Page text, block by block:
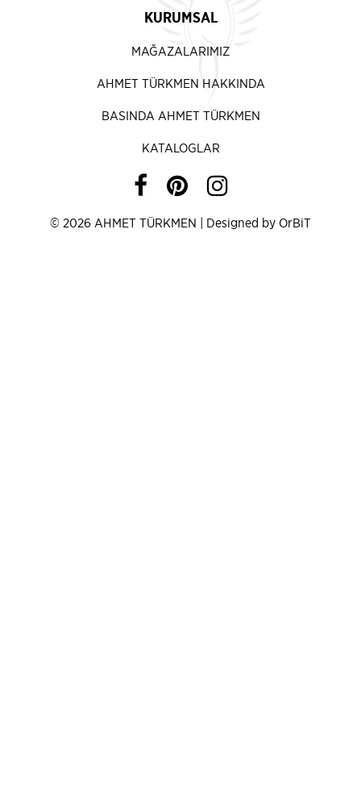
KURUMSAL
MAĞAZALARIMIZ
AHMET TÜRKMEN HAKKINDA
BASINDA AHMET TÜRKMEN
KATALOGLAR
© 2026 AHMET TÜRKMEN | Designed by OrBiT